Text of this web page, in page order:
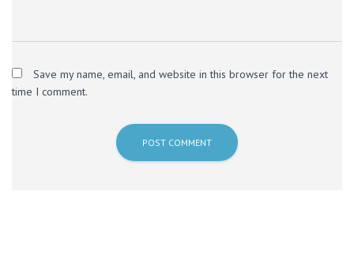
Save my name, email, and website in this browser for the next
time I comment.